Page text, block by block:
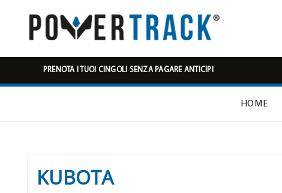
PRENOTA I TUOI CINGOLI SENZA PAGARE ANTICIPI
HOME
KUBOTA